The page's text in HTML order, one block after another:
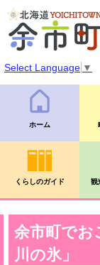
Select Language ▼
ホーム
くらしのガイド 観
余市町でお
川の氷」